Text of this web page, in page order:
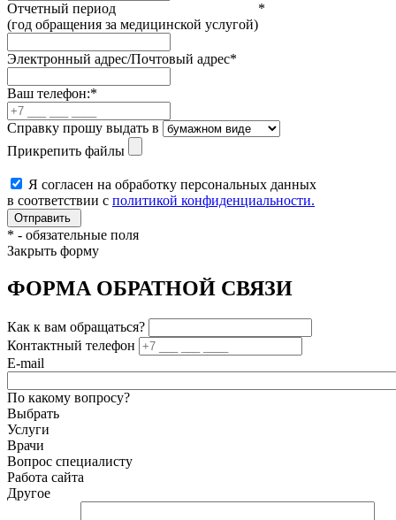
Отчетный период
(год обращения за медицинской услугой)
*
Электронный адрес/Почтовый адрес*
Ваш телефон:*
Справку прошу выдать в
Прикрепить файлы
Я согласен на обработку персональных данных
в соответствии с политикой конфиденциальности.
* - обязательные поля
Закрыть форму
ФОРМА ОБРАТНОЙ СВЯЗИ
Как к вам обращаться?
Контактный телефон
E-mail
По какому вопросу?
Выбрать
Услуги
Врачи
Вопрос специалисту
Работа сайта
Другое